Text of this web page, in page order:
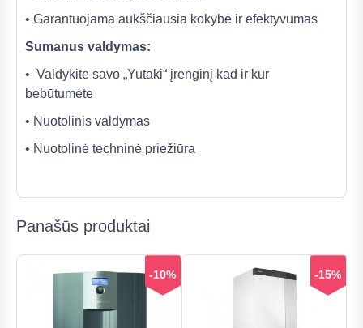
• Garantuojama aukščiausia kokybė ir efektyvumas
Sumanus valdymas:
• Valdykite savo „Yutaki“ įrenginį kad ir kur
bebūtumėte
• Nuotolinis valdymas
• Nuotolinė techninė priežiūra
Panašūs produktai
-10% -15%